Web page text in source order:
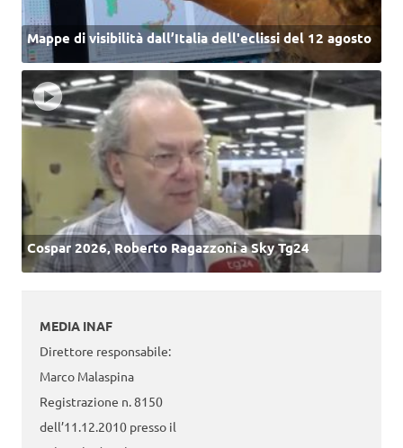
Mappe di visibilità dall’Italia dell'eclissi del 12 agosto
Cospar 2026, Roberto Ragazzoni a Sky Tg24
MEDIA INAF
Direttore responsabile:
Marco Malaspina
Registrazione n. 8150
dell’11.12.2010 presso il